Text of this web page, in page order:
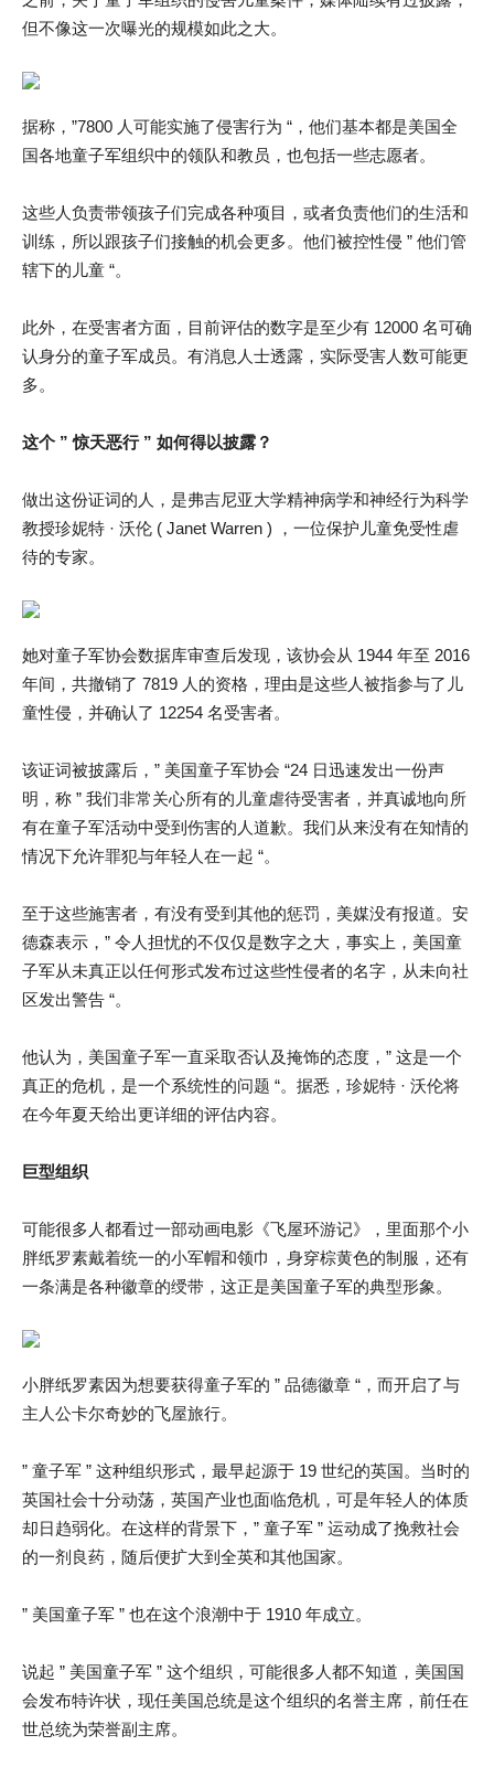
但不像这一次曝光的规模如此之大。
据称，”7800 人可能实施了侵害行为 “，他们基本都是美国全
国各地童子军组织中的领队和教员，也包括一些志愿者。
这些人负责带领孩子们完成各种项目，或者负责他们的生活和
训练，所以跟孩子们接触的机会更多。他们被控性侵 ” 他们管
辖下的儿童 “。
此外，在受害者方面，目前评估的数字是至少有 12000 名可确
认身分的童子军成员。有消息人士透露，实际受害人数可能更
多。
这个 ” 惊天恶行 ” 如何得以披露？
做出这份证词的人，是弗吉尼亚大学精神病学和神经行为科学
教授珍妮特 · 沃伦 ( Janet Warren ) ，一位保护儿童免受性虐
待的专家。
她对童子军协会数据库审查后发现，该协会从 1944 年至 2016
年间，共撤销了 7819 人的资格，理由是这些人被指参与了儿
童性侵，并确认了 12254 名受害者。
该证词被披露后，” 美国童子军协会 “24 日迅速发出一份声
明，称 ” 我们非常关心所有的儿童虐待受害者，并真诚地向所
有在童子军活动中受到伤害的人道歉。我们从来没有在知情的
情况下允许罪犯与年轻人在一起 “。
至于这些施害者，有没有受到其他的惩罚，美媒没有报道。安
德森表示，” 令人担忧的不仅仅是数字之大，事实上，美国童
子军从未真正以任何形式发布过这些性侵者的名字，从未向社
区发出警告 “。
他认为，美国童子军一直采取否认及掩饰的态度，” 这是一个
真正的危机，是一个系统性的问题 “。据悉，珍妮特 · 沃伦将
在今年夏天给出更详细的评估内容。
巨型组织
可能很多人都看过一部动画电影《飞屋环游记》，里面那个小
胖纸罗素戴着统一的小军帽和领巾，身穿棕黄色的制服，还有
一条满是各种徽章的绶带，这正是美国童子军的典型形象。
小胖纸罗素因为想要获得童子军的 ” 品德徽章 “，而开启了与
主人公卡尔奇妙的飞屋旅行。
” 童子军 ” 这种组织形式，最早起源于 19 世纪的英国。当时的
英国社会十分动荡，英国产业也面临危机，可是年轻人的体质
却日趋弱化。在这样的背景下，” 童子军 ” 运动成了挽救社会
的一剂良药，随后便扩大到全英和其他国家。
” 美国童子军 ” 也在这个浪潮中于 1910 年成立。
说起 ” 美国童子军 ” 这个组织，可能很多人都不知道，美国国
会发布特许状，现任美国总统是这个组织的名誉主席，前任在
世总统为荣誉副主席。